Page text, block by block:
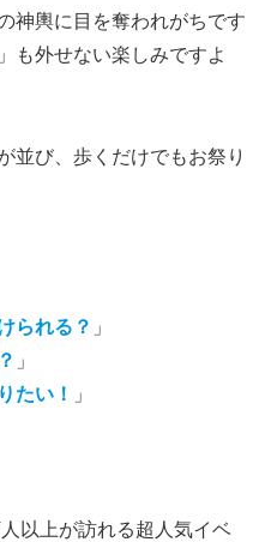
神輿に目を奪われがちです
」も外せない楽しみですよ
並び、歩くだけでもお祭り
られる？ 」
」
たい！ 」
以上が訪れる超人気イベ